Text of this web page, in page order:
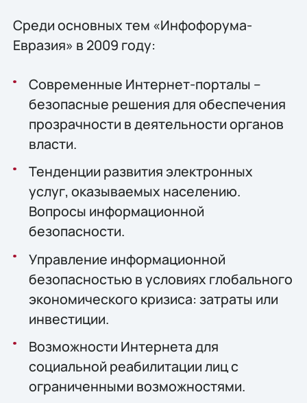
Среди основных тем «Инфофорума-
Евразия» в 2009 году:
Современные Интернет-порталы –
безопасные решения для обеспечения
прозрачности в деятельности органов
власти.
Тенденции развития электронных
услуг, оказываемых населению.
Вопросы информационной
безопасности.
Управление информационной
безопасностью в условиях глобального
экономического кризиса: затраты или
инвестиции.
Возможности Интернета для
социальной реабилитации лиц с
ограниченными возможностями.